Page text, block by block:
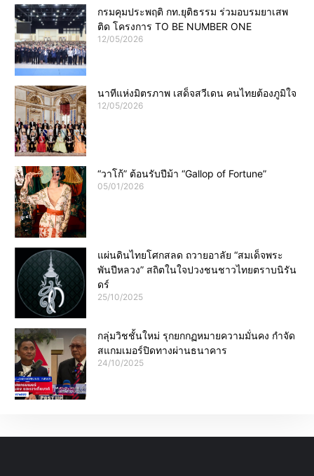
กรมคุมประพฤติ กท.ยุติธรรม ร่วมอบรมยาเสพ
ติด โครงการ TO BE NUMBER ONE
12/05/2026
นาทีแห่งมิตรภาพ เสด็จสวีเดน คนไทยต้องภูมิใจ
12/05/2026
“วาโก้” ต้อนรับปีม้า “Gallop of Fortune”
05/01/2026
แผ่นดินไทยโศกสลด ถวายอาลัย “สมเด็จพระ
พันปีหลวง” สถิตในใจปวงชนชาวไทยตราบนิรัน
ดร์
25/10/2025
กลุ่มวิชชั้นใหม่ รุกยกกฏหมายความมั่นคง กำจัด
สแกมเมอร์ปิดทางผ่านธนาคาร
24/10/2025